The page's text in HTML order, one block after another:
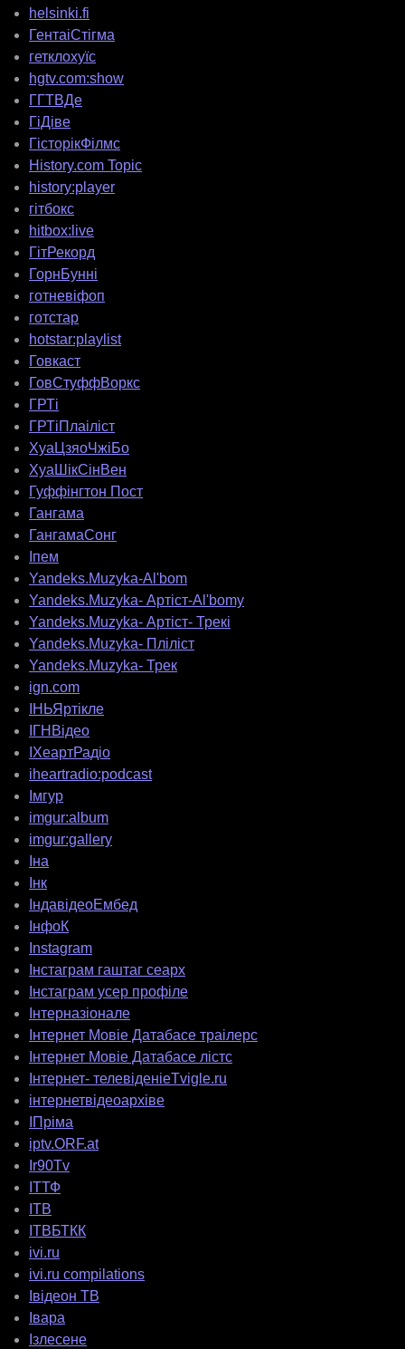
helsinki.fi
ГентаіСтігма
гетклохуїс
hgtv.com:show
ГГТВДе
ГіДіве
ГісторікФілмс
History.com Topic
history:player
гітбокс
hitbox:live
ГітРекорд
ГорнБунні
готневіфоп
готстар
hotstar:playlist
Говкаст
ГовСтуффВоркс
ГРТі
ГРТіПлаіліст
ХуаЦзяоЧжіБо
ХуаШікСінВен
Гуффінгтон Пост
Гангама
ГангамаСонг
Іпем
Yandeks.Muzyka-Al'bom
Yandeks.Muzyka- Артіст-Al'bomy
Yandeks.Muzyka- Артіст- Трекі
Yandeks.Muzyka- Пліліст
Yandeks.Muzyka- Трек
ign.com
ІНЬЯртікле
ІГНВідео
ІХеартРадіо
iheartradio:podcast
Імгур
imgur:album
imgur:gallery
Іна
Інк
ІндавідеоЕмбед
ІнфоК
Instagram
Інстаграм гаштаг сеарх
Інстаграм усер профіле
Інтерназіонале
Інтернет Мовіе Датабасе траілерс
Інтернет Мовіе Датабасе лістс
Інтернет- телевіденіеTvigle.ru
інтернетвідеоархіве
ІПріма
iptv.ORF.at
Ir90Tv
ІТТФ
ІТВ
ІТВБТКК
ivi.ru
ivi.ru compilations
Івідеон ТВ
Івара
Ізлесене